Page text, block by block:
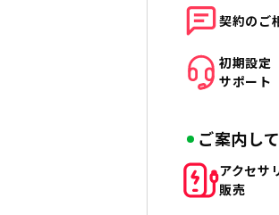
契約の ご
初期設定
サポート
ご案内し
アクセサ
販売